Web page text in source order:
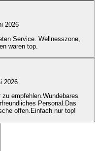
2026
Service. Wellnesszone,
waren top.
2026
empfehlen.Wundebares
Personal.Das
offen.Einfach nur top!